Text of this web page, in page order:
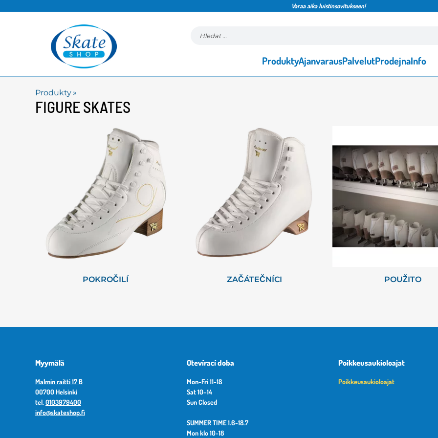
Varaa aika luistinsovitukseen!
ProduktyAjanvarausPalvelutProdejnaInfo
Produkty‪»
FIGURE SKATES
POKROČILÍ ZAČÁTEČNÍCI POUŽITO
Myymälä
Malmin raitti 17 B
00700 Helsinki
tel.0103979400
info@skateshop.fi
Otevírací doba
Mon-Fri 11-18
Sat 10–14
Sun Closed
SUMMER TIME 1.6-18.7
Mon klo 10-18
Poikkeusaukioloajat
Poikkeusaukioloajat